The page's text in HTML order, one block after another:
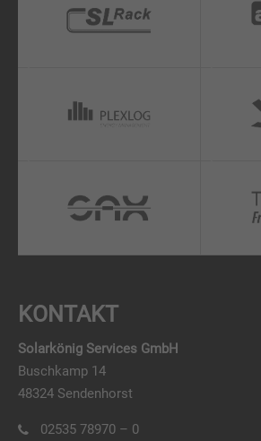
KONTAKT
Solarkönig Services GmbH
Buschkamp 14
48324 Sendenhorst
02535 78970 – 0